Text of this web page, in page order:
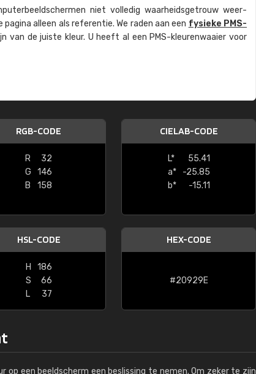
niet volledig waarheids­­getrouw weer­
alleen als referentie. We raden aan een fysieke PMS-
van de juiste kleur. U heeft al een PMS-kleuren­waaier voor
RGB-CODE
R
32
G
146
B
158
CIELAB-CODE
L*
55.41
a*
-25.85
b*
-15.11
HSL-CODE
H
186
S
66
L
37
HEX-CODE
#20929E
op een beeldscherm een beslissing te nemen. Om zeker te zijn
"Super snelle service en zeer betaalbaar!"